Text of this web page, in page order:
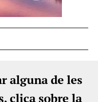
alguna de les
clica sobre la